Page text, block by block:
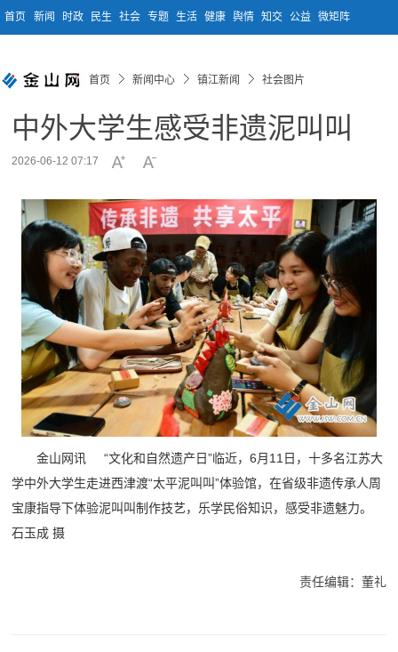
首页 新闻 时政 民生 社会 专题 生活 健康 舆情 知交 公益 微矩阵
首页 新闻中心 镇江新闻 社会图片
中外大学生感受非遗泥叫叫
2026-06-12 07:17
金山网讯 “文化和自然遗产日”临近，6月11日，十多名江苏大
学中外大学生走进西津渡“太平泥叫叫”体验馆，在省级非遗传承人周
宝康指导下体验泥叫叫制作技艺，乐学民俗知识，感受非遗魅力。
石玉成 摄
责任编辑：董礼